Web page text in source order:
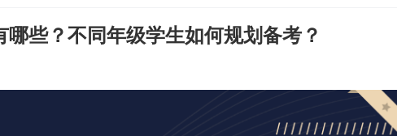
些？不同年级学生如何规划备考？